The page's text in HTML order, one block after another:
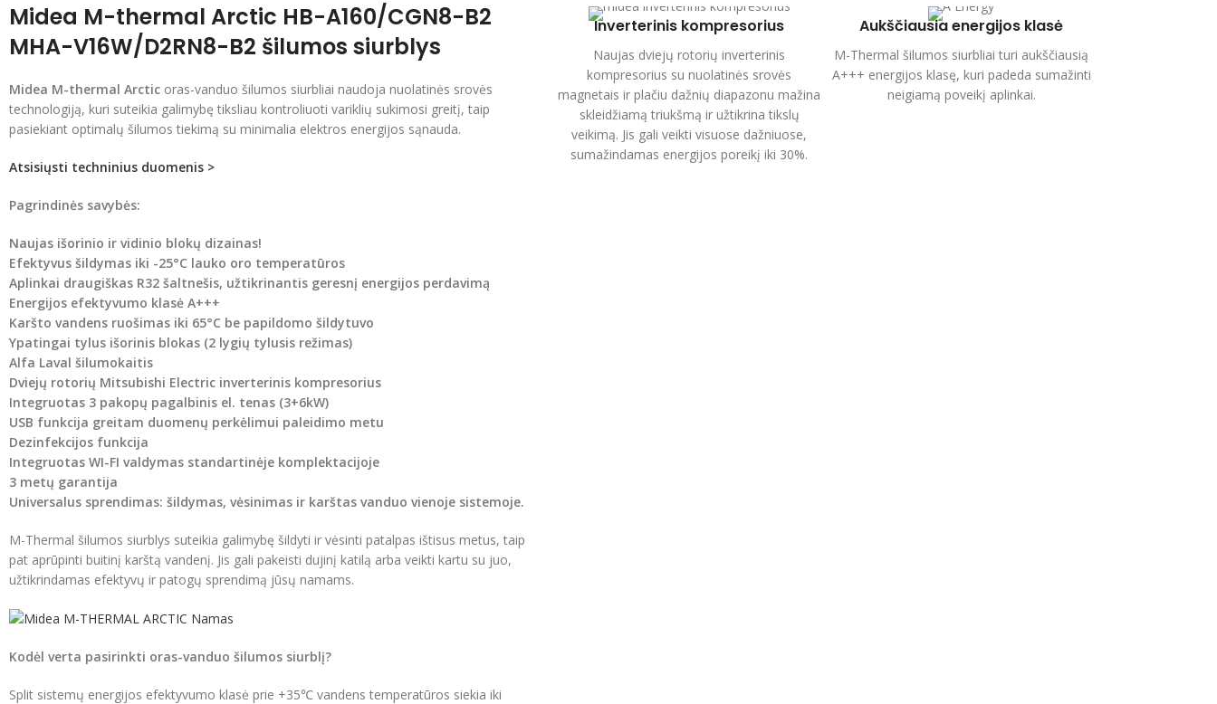
Midea M-thermal Arctic HB-A160/CGN8-B2
MHA-V16W/D2RN8-B2 šilumos siurblys
Midea M-thermal Arctic oras-vanduo šilumos siurbliai naudoja nuolatinės srovės
technologiją, kuri suteikia galimybę tiksliau kontroliuoti variklių sukimosi greitį, taip
pasiekiant optimalų šilumos tiekimą su minimalia elektros energijos sąnauda.
Atsisiųsti techninius duomenis >
Pagrindinės savybės:
Naujas išorinio ir vidinio blokų dizainas!
Efektyvus šildymas iki -25°C lauko oro temperatūros
Aplinkai draugiškas R32 šaltnešis, užtikrinantis geresnį energijos perdavimą
Energijos efektyvumo klasė A+++
Karšto vandens ruošimas iki 65°C be papildomo šildytuvo
Ypatingai tylus išorinis blokas (2 lygių tylusis režimas)
Alfa Laval šilumokaitis
Dviejų rotorių Mitsubishi Electric inverterinis kompresorius
Integruotas 3 pakopų pagalbinis el. tenas (3+6kW)
USB funkcija greitam duomenų perkėlimui paleidimo metu
Dezinfekcijos funkcija
Integruotas WI-FI valdymas standartinėje komplektacijoje
3 metų garantija
Universalus sprendimas: šildymas, vėsinimas ir karštas vanduo vienoje sistemoje.
M-Thermal šilumos siurblys suteikia galimybę šildyti ir vėsinti patalpas ištisus metus, taip
pat aprūpinti buitinį karštą vandenį. Jis gali pakeisti dujinį katilą arba veikti kartu su juo,
užtikrindamas efektyvų ir patogų sprendimą jūsų namams.
Kodėl verta pasirinkti oras-vanduo šilumos siurblį?
Split sistemų energijos efektyvumo klasė prie +35℃ vandens temperatūros siekia iki
Inverterinis kompresorius
Naujas dviejų rotorių inverterinis
kompresorius su nuolatinės srovės
magnetais ir plačiu dažnių diapazonu mažina
skleidžiamą triukšmą ir užtikrina tikslų
veikimą. Jis gali veikti visuose dažniuose,
sumažindamas energijos poreikį iki 30%.
Aukščiausia energijos klasė
M-Thermal šilumos siurbliai turi aukščiausią
A+++ energijos klasę, kuri padeda sumažinti
neigiamą poveikį aplinkai.